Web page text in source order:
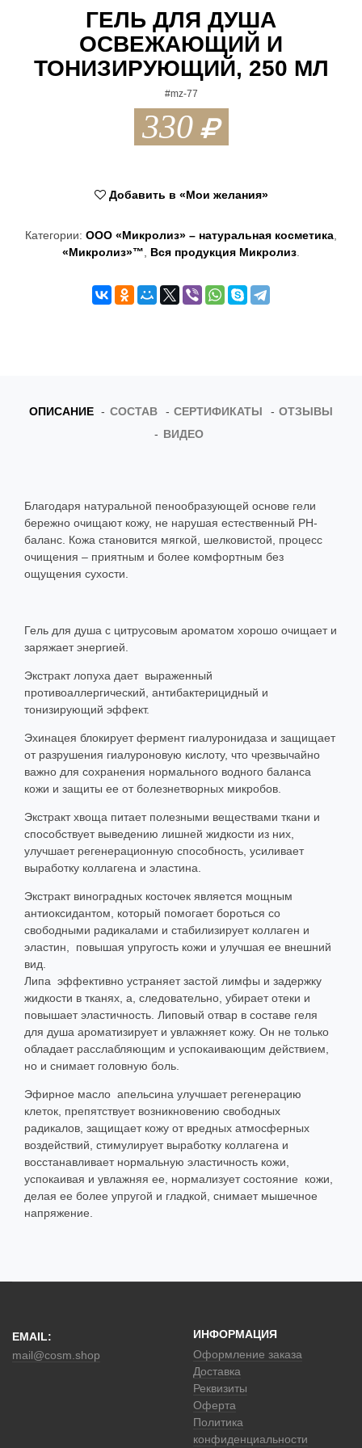
ГЕЛЬ ДЛЯ ДУША
ОСВЕЖАЮЩИЙ И
ТОНИЗИРУЮЩИЙ, 250 МЛ
#mz-77
330
Добавить в «Мои желания»
Категории: ООО «Микролиз» – натуральная косметика
«Микролиз»™
Вся продукция Микролиз
ОПИСАНИЕ СОСТАВ СЕРТИФИКАТЫ
ОТЗЫВЫ
ВИДЕО
Благодаря натуральной пенообразующей основе гели
бережно очищают кожу, не нарушая естественный PH-
баланс. Кожа становится мягкой, шелковистой, процесс
очищения – приятным и более комфортным без
ощущения сухости.
Гель для душа с цитрусовым ароматом хорошо очищает и
заряжает энергией.
Экстракт лопуха дает выраженный
противоаллергический, антибактерицидный и
тонизирующий эффект.
Эхинацея блокирует фермент гиалуронидаза и защищает
от разрушения гиалуроновую кислоту, что чрезвычайно
важно для сохранения нормального водного баланса
кожи и защиты ее от болезнетворных микробов.
Экстракт хвоща питает полезными веществами ткани и
способствует выведению лишней жидкости из них,
улучшает регенерационную способность, усиливает
выработку коллагена и эластина.
Экстракт виноградных косточек является мощным
антиоксидантом, который помогает бороться со
свободными радикалами и стабилизирует коллаген и
эластин, повышая упругость кожи и улучшая ее внешний
вид.
Липа эффективно устраняет застой лимфы и задержку
жидкости в тканях, а, следовательно, убирает отеки и
повышает эластичность. Липовый отвар в составе геля
для душа ароматизирует и увлажняет кожу. Он не только
обладает расслабляющим и успокаивающим действием,
но и снимает головную боль.
Эфирное масло апельсина улучшает регенерацию
клеток, препятствует возникновению свободных
радикалов, защищает кожу от вредных атмосферных
воздействий, стимулирует выработку коллагена и
восстанавливает нормальную эластичность кожи,
успокаивая и увлажняя ее, нормализует состояние кожи,
делая ее более упругой и гладкой, снимает мышечное
напряжение.
EMAIL:
mail@cosm.shop
ИНФОРМАЦИЯ
Оформление заказа
Доставка
Реквизиты
Оферта
Политика
конфиденциальности